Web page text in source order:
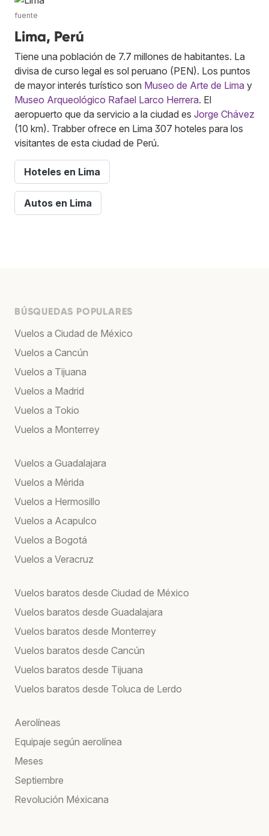
fuente
Lima, Perú
Tiene una población de 7.7 millones de habitantes. La
divisa de curso legal es sol peruano (PEN). Los puntos
de mayor interés turístico son Museo de Arte de Lima y
Museo Arqueológico Rafael Larco Herrera. El
aeropuerto que da servicio a la ciudad es Jorge Chávez
(10 km). Trabber ofrece en Lima 307 hoteles para los
visitantes de esta ciudad de Perú.
Hoteles en Lima
Autos en Lima
BÚSQUEDAS POPULARES
Vuelos a Ciudad de México
Vuelos a Cancún
Vuelos a Tijuana
Vuelos a Madrid
Vuelos a Tokio
Vuelos a Monterrey
Vuelos a Guadalajara
Vuelos a Mérida
Vuelos a Hermosillo
Vuelos a Acapulco
Vuelos a Bogotá
Vuelos a Veracruz
Vuelos baratos desde Ciudad de México
Vuelos baratos desde Guadalajara
Vuelos baratos desde Monterrey
Vuelos baratos desde Cancún
Vuelos baratos desde Tijuana
Vuelos baratos desde Toluca de Lerdo
Aerolíneas
Equipaje según aerolínea
Meses
Septiembre
Revolución Méxicana